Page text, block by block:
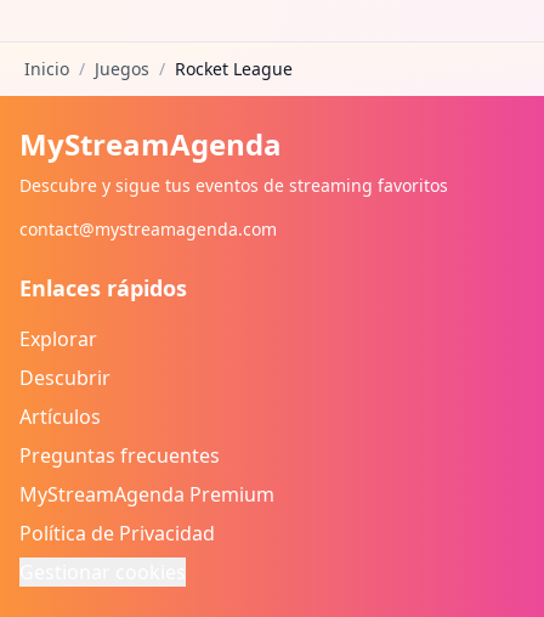
Inicio / Juegos / Rocket League
MyStreamAgenda
Descubre y sigue tus eventos de streaming favoritos
contact@mystreamagenda.com
Enlaces rápidos
Explorar
Descubrir
Artículos
Preguntas frecuentes
MyStreamAgenda Premium
Política de Privacidad